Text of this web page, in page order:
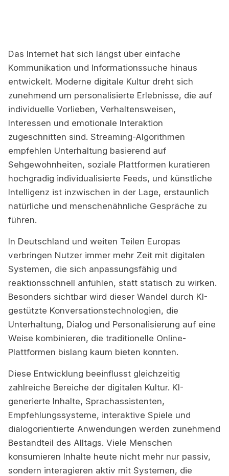
Das Internet hat sich längst über einfache
Kommunikation und Informationssuche hinaus
entwickelt. Moderne digitale Kultur dreht sich
zunehmend um personalisierte Erlebnisse, die auf
individuelle Vorlieben, Verhaltensweisen,
Interessen und emotionale Interaktion
zugeschnitten sind. Streaming-Algorithmen
empfehlen Unterhaltung basierend auf
Sehgewohnheiten, soziale Plattformen kuratieren
hochgradig individualisierte Feeds, und künstliche
Intelligenz ist inzwischen in der Lage, erstaunlich
natürliche und menschenähnliche Gespräche zu
führen.
In Deutschland und weiten Teilen Europas
verbringen Nutzer immer mehr Zeit mit digitalen
Systemen, die sich anpassungsfähig und
reaktionsschnell anfühlen, statt statisch zu wirken.
Besonders sichtbar wird dieser Wandel durch KI-
gestützte Konversationstechnologien, die
Unterhaltung, Dialog und Personalisierung auf eine
Weise kombinieren, die traditionelle Online-
Plattformen bislang kaum bieten konnten.
Diese Entwicklung beeinflusst gleichzeitig
zahlreiche Bereiche der digitalen Kultur. KI-
generierte Inhalte, Sprachassistenten,
Empfehlungssysteme, interaktive Spiele und
dialogorientierte Anwendungen werden zunehmend
Bestandteil des Alltags. Viele Menschen
konsumieren Inhalte heute nicht mehr nur passiv,
sondern interagieren aktiv mit Systemen, die